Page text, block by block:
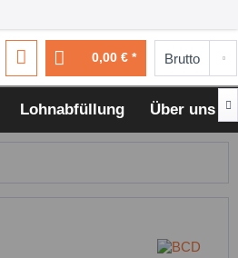
0,00 € *
Lohnabfüllung Über uns 